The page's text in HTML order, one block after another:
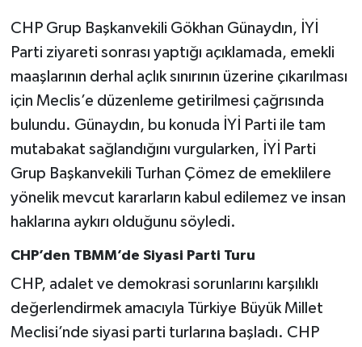
CHP Grup Başkanvekili Gökhan Günaydın, İYİ
Parti ziyareti sonrası yaptığı açıklamada, emekli
maaşlarının derhal açlık sınırının üzerine çıkarılması
için Meclis’e düzenleme getirilmesi çağrısında
bulundu. Günaydın, bu konuda İYİ Parti ile tam
mutabakat sağlandığını vurgularken, İYİ Parti
Grup Başkanvekili Turhan Çömez de emeklilere
yönelik mevcut kararların kabul edilemez ve insan
haklarına aykırı olduğunu söyledi.
CHP’den TBMM’de Siyasi Parti Turu
CHP, adalet ve demokrasi sorunlarını karşılıklı
değerlendirmek amacıyla Türkiye Büyük Millet
Meclisi’nde siyasi parti turlarına başladı. CHP